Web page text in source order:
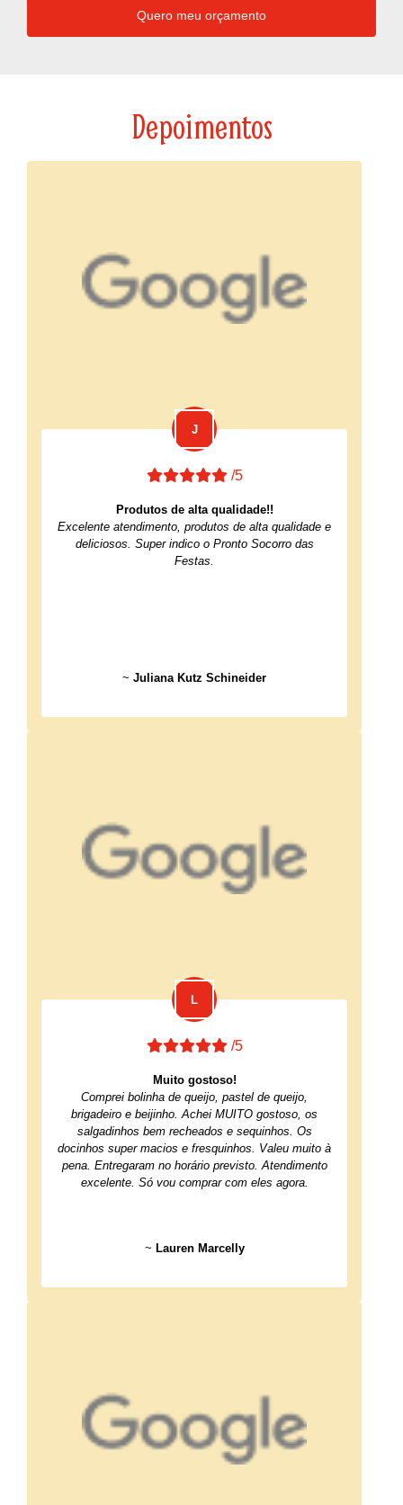
Quero meu orçamento
Depoimentos
/5
Produtos de alta qualidade!!
Excelente atendimento, produtos de alta qualidade e
deliciosos. Super indico o Pronto Socorro das
Festas.
~ Juliana Kutz Schineider
/5
Muito gostoso!
Comprei bolinha de queijo, pastel de queijo,
brigadeiro e beijinho. Achei MUITO gostoso, os
salgadinhos bem recheados e sequinhos. Os
docinhos super macios e fresquinhos. Valeu muito à
pena. Entregaram no horário previsto. Atendimento
excelente. Só vou comprar com eles agora.
~ Lauren Marcelly